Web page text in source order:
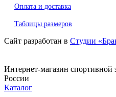
Оплата и доставка
Таблицы размеров
Сайт разработан в Студии
Интернет-магазин спортивной
России
Каталог